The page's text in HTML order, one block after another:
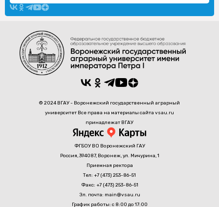
© 2024 ВГАУ - Воронежский государственный аграрный
университет Все права на материалы сайта vsau.ru
принадлежат ВГАУ
ФГБОУ ВО Воронежский ГАУ
Россия, 394087, Воронеж, ул. Мичурина, 1
Приемная ректора
Тел: +7 (473) 253-86-51
Факс: +7 (473) 253-86-51
Эл. почта: main@vsau.ru
График работы: с 8:00 до 17:00